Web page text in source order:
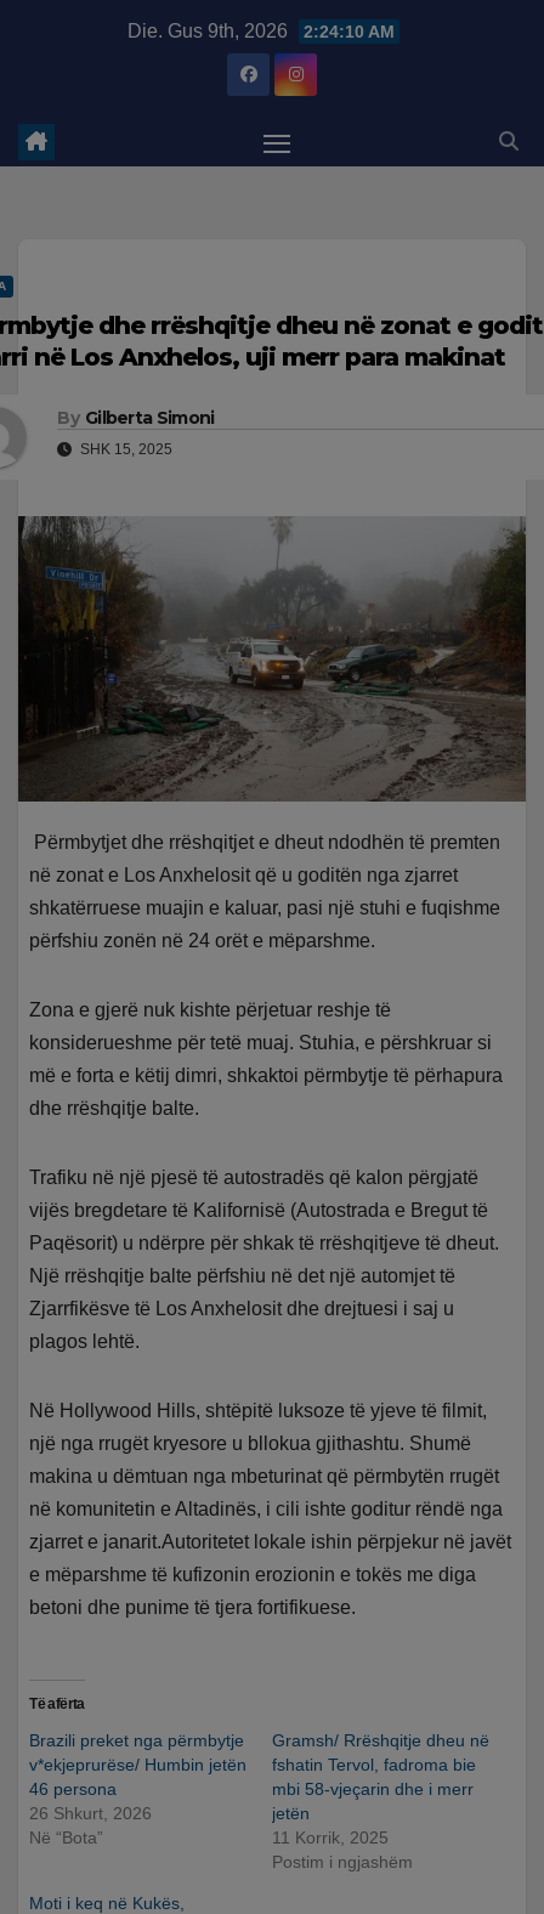
Die. Gus 9th, 2026 2:24:11 AM
dhe rrëshqitje dheu në zonat e
në Los Anxhelos, uji merr para makinat
By Gilberta Simoni
SHK 15, 2025
Përmbytjet dhe rrëshqitjet e dheut ndodhën të premten
në zonat e Los Anxhelosit që u goditën nga zjarret
shkatërruese muajin e kaluar, pasi një stuhi e fuqishme
përfshiu zonën në 24 orët e mëparshme.
Zona e gjerë nuk kishte përjetuar reshje të
konsiderueshme për tetë muaj. Stuhia, e përshkruar si
më e forta e këtij dimri, shkaktoi përmbytje të përhapura
dhe rrëshqitje balte.
Trafiku në një pjesë të autostradës që kalon përgjatë
vijës bregdetare të Kalifornisë (Autostrada e Bregut të
Paqësorit) u ndërpre për shkak të rrëshqitjeve të dheut.
Një rrëshqitje balte përfshiu në det një automjet të
Zjarrfikësve të Los Anxhelosit dhe drejtuesi i saj u
plagos lehtë.
Në Hollywood Hills, shtëpitë luksoze të yjeve të filmit,
një nga rrugët kryesore u bllokua gjithashtu. Shumë
makina u dëmtuan nga mbeturinat që përmbytën rrugët
në komunitetin e Altadinës, i cili ishte goditur rëndë nga
zjarret e janarit.Autoritetet lokale ishin përpjekur në javët
e mëparshme të kufizonin erozionin e tokës me diga
betoni dhe punime të tjera fortifikuese.
Të afërta
Brazili preket nga përmbytje
v*ekjeprurëse/ Humbin jetën
46 persona
26 Shkurt, 2026
Në “Bota”
Gramsh/ Rrëshqitje dheu në
fshatin Tervol, fadroma bie
mbi 58-vjeçarin dhe i merr
jetën
11 Korrik, 2025
Postim i ngjashëm
Moti i keq në Kukës,